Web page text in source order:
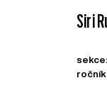
Siri